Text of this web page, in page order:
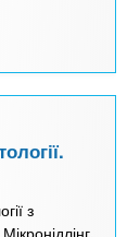
з